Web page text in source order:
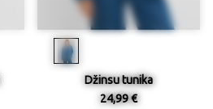
Džinsu tunika
24,99 €